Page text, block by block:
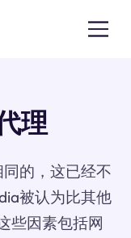
理
的，这已经不
被认为比其他
些因素包括网